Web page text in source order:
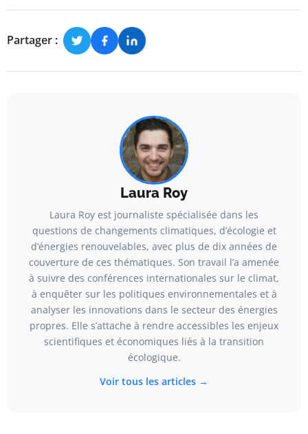
Partager :
Laura Roy
Laura Roy est journaliste spécialisée dans les
questions de changements climatiques, d’écologie et
d’énergies renouvelables, avec plus de dix années de
couverture de ces thématiques. Son travail l’a amenée
à suivre des conférences internationales sur le climat,
à enquêter sur les politiques environnementales et à
analyser les innovations dans le secteur des énergies
propres. Elle s’attache à rendre accessibles les enjeux
scientifiques et économiques liés à la transition
écologique.
Voir tous les articles →